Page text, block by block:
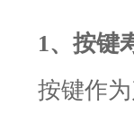
1、按键
按键作